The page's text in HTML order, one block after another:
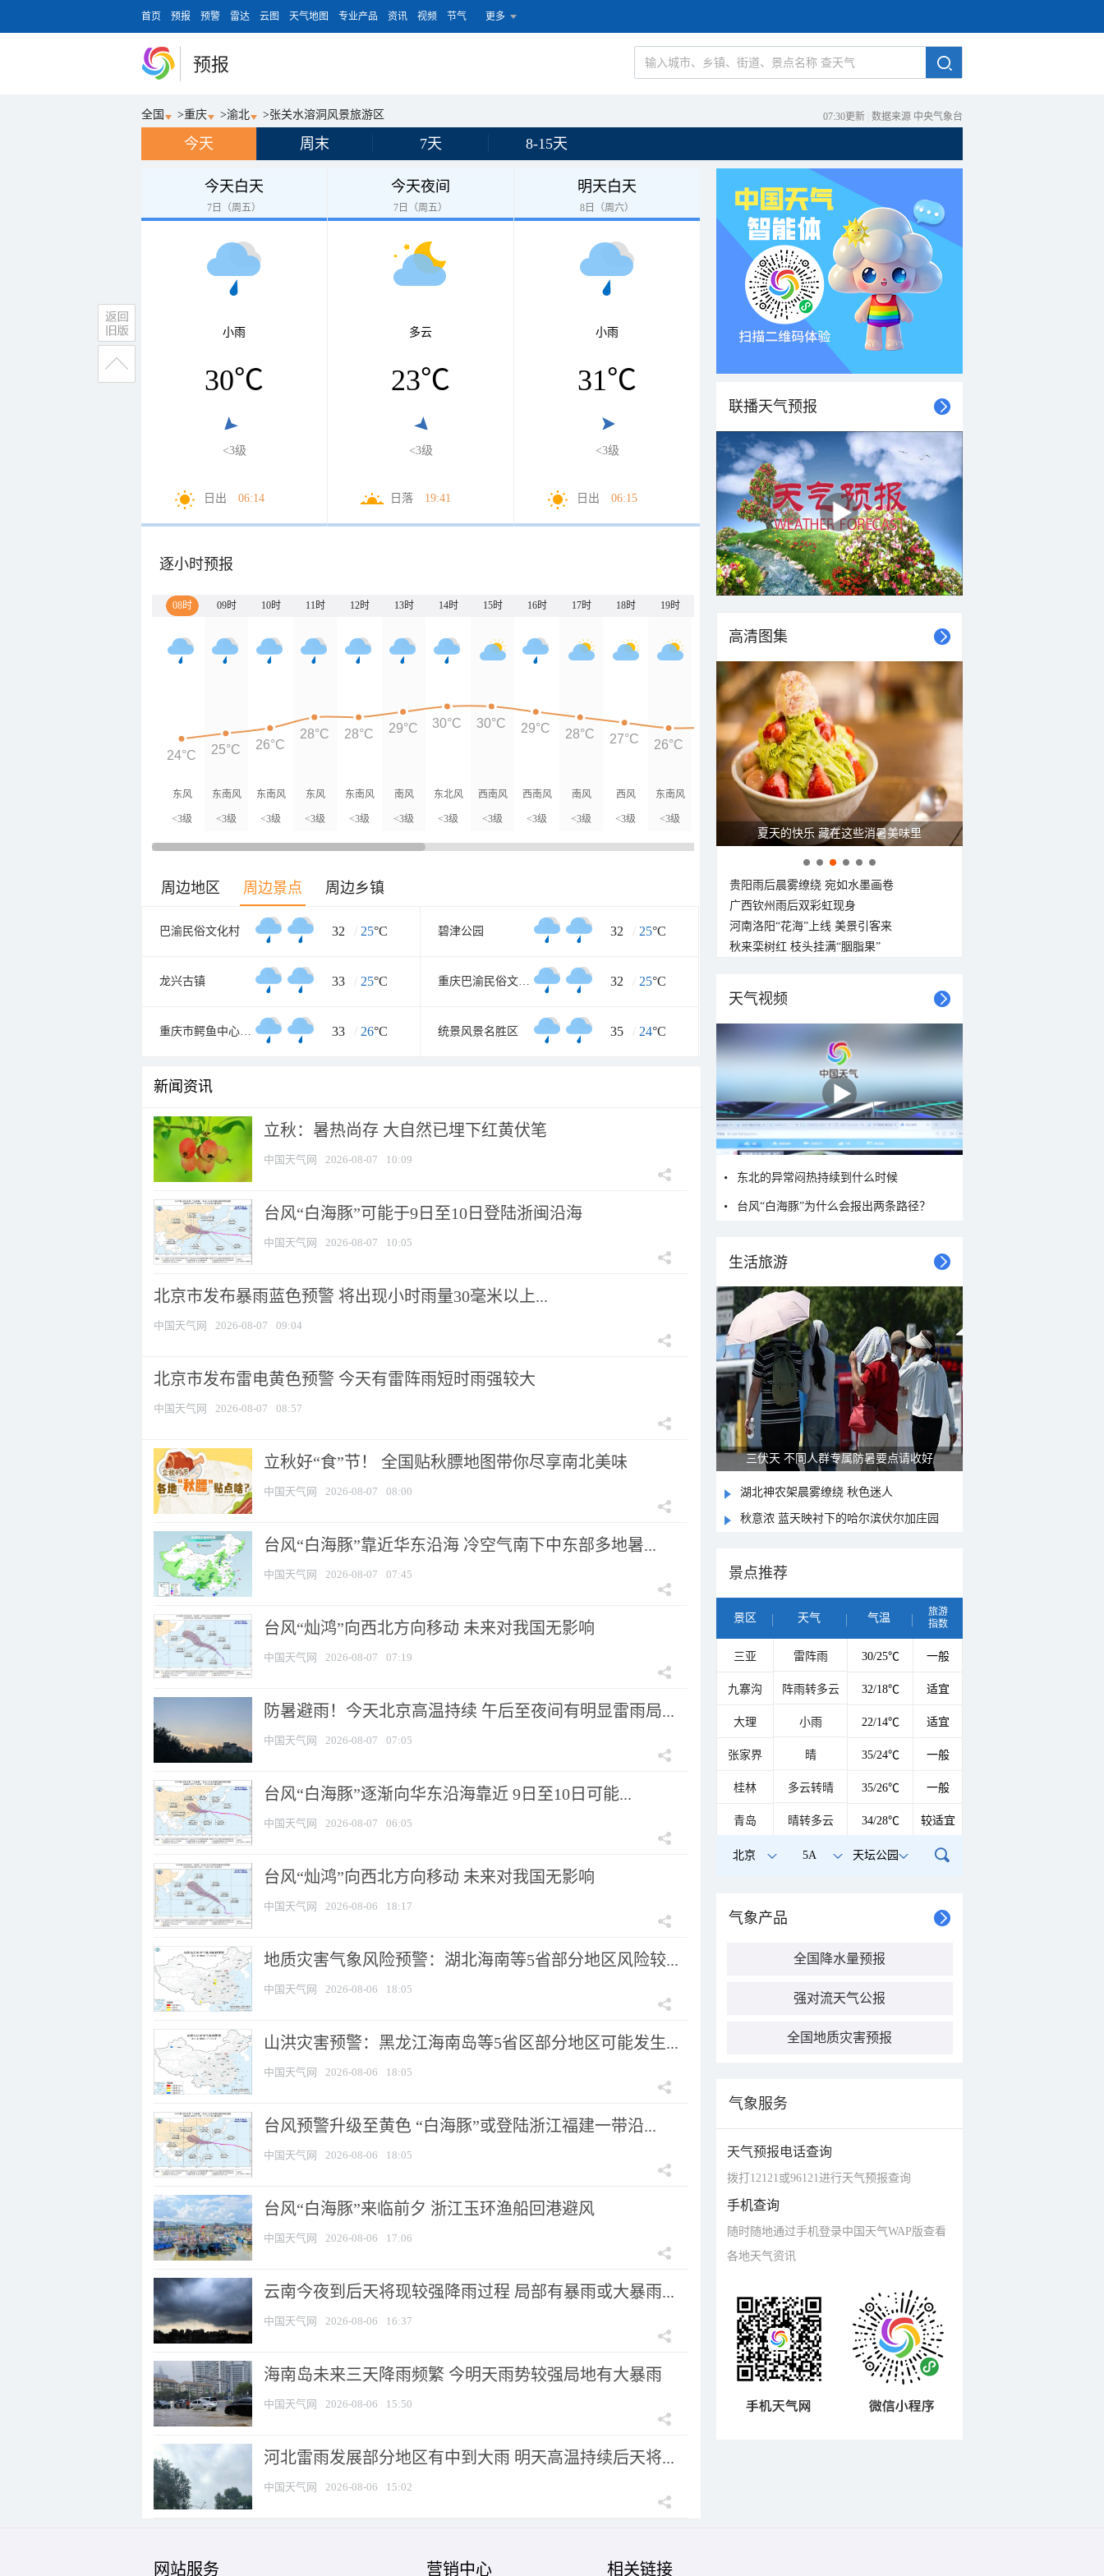
首页 预报 预警 雷达 云图 天气地图 专业产品 资讯 视频 节气 更多
预报
全国 >重庆 >渝北 >张关水溶洞风景旅游区 07:30更新 数据来源 中央气象台
今天 周末 7天 8-15天
今天白天
7日（周五）
小雨
30℃
<3级
日出 06:14
今天夜间
7日（周五）
多云
23℃
<3级
日落 19:41
明天白天
8日（周六）
小雨
31℃
<3级
日出 06:15
逐小时预报
08时 09时 10时 11时 12时 13时 14时 15时 16时 17时 18时 19时
东风
<3级
东南风
<3级
东南风
<3级
东风
<3级
东南风
<3级
南风
<3级
东北风
<3级
西南风
<3级
西南风
<3级
南风
<3级
西风
<3级
东南风
<3级 <3级
南风
<3级
南风
<3级
西北风
<3级 <3级
南风
<3级
24°C 25°C 26°C
28°C 28°C 29°C 30°C 30°C 29°C 28°C 27°C 26°C 26°C 25°C 25°C 24°C 24°C
周边地区 周边景点 周边乡镇
巴渝民俗文化村 32 / 25°C 碧津公园 32 / 25°C
龙兴古镇 33 / 25°C 重庆巴渝民俗文化村中门 32 / 25°C
重庆市鳄鱼中心景区 33 / 26°C 统景风景名胜区 35 / 24°C
新闻资讯
立秋：暑热尚存 大自然已埋下红黄伏笔
中国天气网 2026-08-07 10:09
台风“白海豚”可能于9日至10日登陆浙闽沿海
中国天气网 2026-08-07 10:05
北京市发布暴雨蓝色预警 将出现小时雨量30毫米以上...
中国天气网 2026-08-07 09:04
北京市发布雷电黄色预警 今天有雷阵雨短时雨强较大
中国天气网 2026-08-07 08:57
立秋好“食”节！ 全国贴秋膘地图带你尽享南北美味
中国天气网 2026-08-07 08:00
台风“白海豚”靠近华东沿海 冷空气南下中东部多地暑...
中国天气网 2026-08-07 07:45
台风“灿鸿”向西北方向移动 未来对我国无影响
中国天气网 2026-08-07 07:19
防暑避雨！今天北京高温持续 午后至夜间有明显雷雨局...
中国天气网 2026-08-07 07:05
台风“白海豚”逐渐向华东沿海靠近 9日至10日可能...
中国天气网 2026-08-07 06:05
台风“灿鸿”向西北方向移动 未来对我国无影响
中国天气网 2026-08-06 18:17
地质灾害气象风险预警：湖北海南等5省部分地区风险较...
中国天气网 2026-08-06 18:05
山洪灾害预警：黑龙江海南岛等5省区部分地区可能发生...
中国天气网 2026-08-06 18:05
台风预警升级至黄色 “白海豚”或登陆浙江福建一带沿...
中国天气网 2026-08-06 18:05
台风“白海豚”来临前夕 浙江玉环渔船回港避风
中国天气网 2026-08-06 17:06
云南今夜到后天将现较强降雨过程 局部有暴雨或大暴雨...
中国天气网 2026-08-06 16:37
海南岛未来三天降雨频繁 今明天雨势较强局地有大暴雨
中国天气网 2026-08-06 15:50
河北雷雨发展部分地区有中到大雨 明天高温持续后天将...
中国天气网 2026-08-06 15:02
联播天气预报
高清图集
夏天的快乐 藏在这些消暑美味里
贵阳雨后晨雾缭绕 宛如水墨画卷
广西钦州雨后双彩虹现身
河南洛阳“花海”上线 美景引客来
秋来栾树红 枝头挂满“胭脂果”
天气视频
东北的异常闷热持续到什么时候
台风“白海豚”为什么会报出两条路径？
生活旅游
三伏天 不同人群专属防暑要点请收好
湖北神农架晨雾缭绕 秋色迷人
秋意浓 蓝天映衬下的哈尔滨伏尔加庄园
景点推荐
景区 天气 气温
旅游
指数
三亚 雷阵雨 30/25℃ 一般
九寨沟 阵雨转多云 32/18℃ 适宜
大理 小雨 22/14℃ 适宜
张家界 晴 35/24℃ 一般
桂林 多云转晴 35/26℃ 一般
青岛 晴转多云 34/28℃ 较适宜
北京 5A 天坛公园
气象产品
全国降水量预报
强对流天气公报
全国地质灾害预报
气象服务
天气预报电话查询
拨打12121或96121进行天气预报查询
手机查询
随时随地通过手机登录中国天气WAP版查看
各地天气资讯
网站服务 营销中心 相关链接